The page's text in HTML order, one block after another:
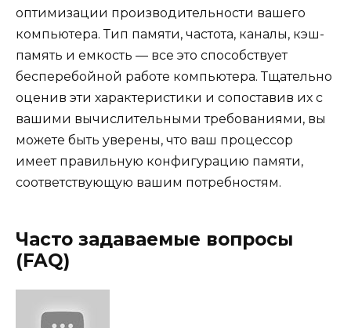
оптимизации производительности вашего
компьютера. Тип памяти, частота, каналы, кэш-
память и емкость — все это способствует
бесперебойной работе компьютера. Тщательно
оценив эти характеристики и сопоставив их с
вашими вычислительными требованиями, вы
можете быть уверены, что ваш процессор
имеет правильную конфигурацию памяти,
соответствующую вашим потребностям.
Часто задаваемые вопросы
(FAQ)